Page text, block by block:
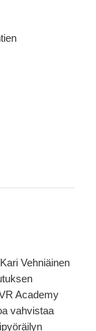
-
Vehniäinen
Academy
vahvistaa